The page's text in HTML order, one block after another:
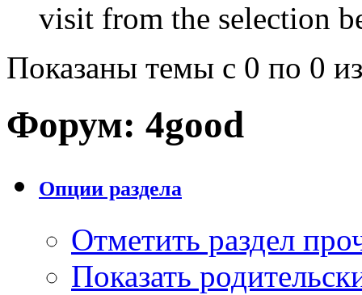
visit from the selection
Показаны темы с 0 по 0
Форум: 4good
Опции раздела
Отметить раздел
Показать